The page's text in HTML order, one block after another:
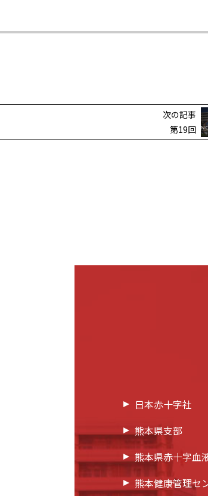
次の記事
第19回
日本赤十字社
熊本県支部
熊本県赤十字血
熊本健康管理セ